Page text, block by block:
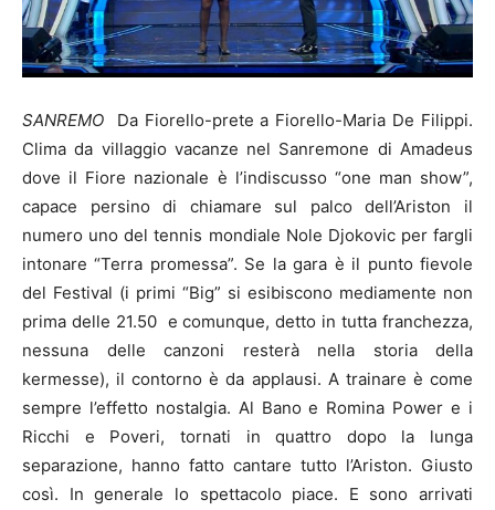
SANREMO
Da Fiorello-prete a Fiorello-Maria De Filippi.
Clima da villaggio vacanze nel Sanremone di Amadeus
dove il Fiore nazionale è l’indiscusso “one man show”,
capace persino di chiamare sul palco dell’Ariston il
numero uno del tennis mondiale Nole Djokovic per fargli
intonare “Terra promessa”. Se la gara è il punto fievole
del Festival (i primi “Big” si esibiscono mediamente non
prima delle 21.50 e comunque, detto in tutta franchezza,
nessuna delle canzoni resterà nella storia della
kermesse), il contorno è da applausi. A trainare è come
sempre l’effetto nostalgia. Al Bano e Romina Power e i
Ricchi e Poveri, tornati in quattro dopo la lunga
separazione, hanno fatto cantare tutto l’Ariston. Giusto
così. In generale lo spettacolo piace. E sono arrivati